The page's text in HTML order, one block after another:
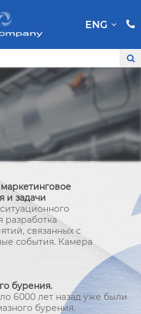
ENG
и задачи
разработка
связанных с
события. Камера
бурения.
6000 лет назад уже были
бурения.